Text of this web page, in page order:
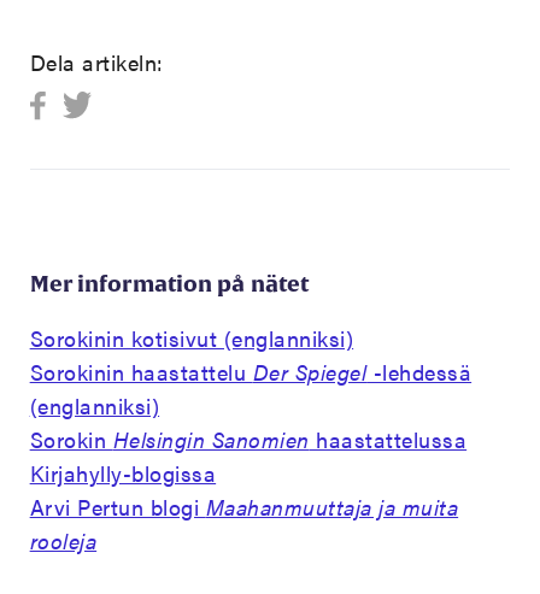
Dela artikeln:
Mer information på nätet
Sorokinin kotisivut (englanniksi)
Sorokinin haastattelu Der Spiegel-lehdessä
(englanniksi)
Sorokin Helsingin Sanomien haastattelussa
Kirjahylly-blogissa
Arvi Pertun blogi Maahanmuuttaja ja muita
rooleja